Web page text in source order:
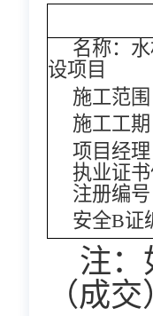
名称：
设项目
施工范
施工工期
项目经
执业证
注册编号
安全B证
注：
（成